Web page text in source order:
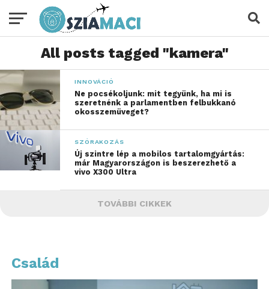
All posts tagged "kamera"
INNOVÁCIÓ
Ne pocsékoljunk: mit tegyünk, ha mi is
szeretnénk a parlamentben felbukkanó
okosszemüveget?
SZÓRAKOZÁS
Új szintre lép a mobilos tartalomgyártás:
már Magyarországon is beszerezhető a
vivo X300 Ultra
TOVÁBBI CIKKEK
Család